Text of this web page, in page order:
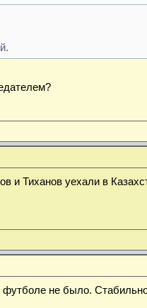
и Тиханов уехали в
не было.